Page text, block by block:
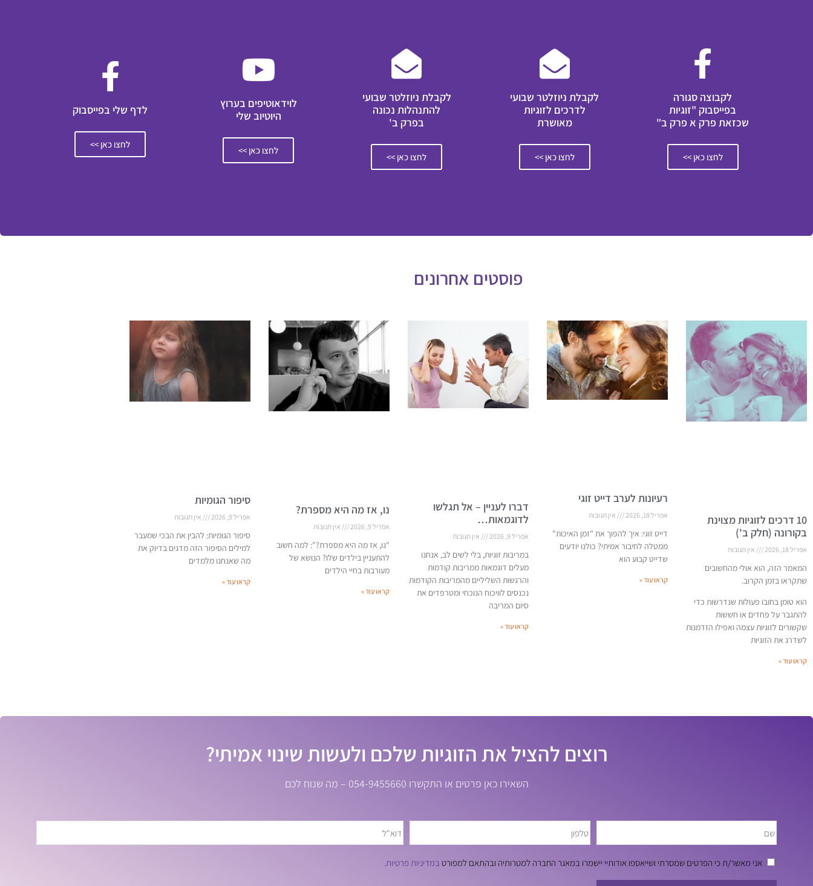
לקבוצה סגורה
בפייסבוק "זוגיות
שכזאת פרק א פרק ב"
לחצו כאן >>
לקבלת ניוזלטר שבועי
לדרכים לזוגיות
מאושרת
לחצו כאן >>
לקבלת ניוזלטר שבועי
להתנהלות נכונה
בפרק ב'
לחצו כאן >>
לוידאוטיפים בערוץ
היוטיוב שלי
לחצו כאן >>
לדף שלי בפייסבוק
לחצו כאן >>
פוסטים אחרונים
10 דרכים לזוגיות מצוינת
בקורונה (חלק ב')
אפריל 18, 2026 אין תגובות
המאמר הזה, הוא אולי מהחשובים
שתקראו בזמן הקרוב.
הוא טומן בחובו פעולות שנדרשות כדי
להתגבר על פחדים או חששות
שקשורים לזוגיות עצמה ואפילו הזדמנות
לשדרג את הזוגיות
קראו עוד »
רעיונות לערב דייט זוגי
אפריל 18, 2026 אין תגובות
דייט זוגי: איך להפוך את "זמן האיכות"
ממטלה לחיבור אמיתי? כולנו יודעים
שדייט קבוע הוא
קראו עוד »
דברו לעניין – אל תגלשו
לדוגמאות…
אפריל 9, 2026 אין תגובות
במריבות זוגיות, בלי לשים לב, אנחנו
מעלים דוגמאות ממריבות קודמות
והרגשות השליליים מהמריבות הקודמות
נכנסים לוויכוח הנוכחי ומטרפדים את
סיום המריבה
קראו עוד »
נו, אז מה היא מספרת?
אפריל 9, 2026 אין תגובות
"נו, אז מה היא מספרת?": למה חשוב
להתעניין בילדים שלו? הנושא של
מעורבות בחיי הילדים
קראו עוד »
סיפור הגומיות
אפריל 9, 2026 אין תגובות
סיפור הגומיות: להבין את הבכי שמעבר
למילים הסיפור הזה מדגים בדיוק את
מה שאנחנו מלמדים
קראו עוד »
רוצים להציל את הזוגיות שלכם ולעשות שינוי אמיתי?
השאירו כאן פרטים או התקשרו 054-9455660 – מה שנוח לכם
אני מאשר/ת כי הפרטים שמסרתי ושייאספו אודותיי יישמרו במאגר החברה למטרותיה ובהתאם למפורט במדיניות פרטיות.